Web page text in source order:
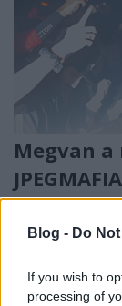
Blog - Do
If you wish to
processing of
Megvan
először a
meg.